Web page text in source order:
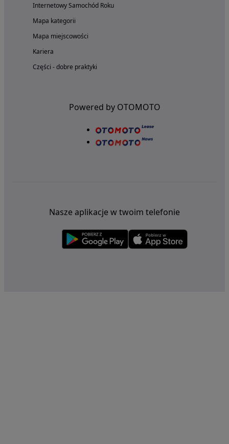
Internetowy Samochód Roku
Mapa kategorii
Mapa miejscowości
Kariera
Części - dobre praktyki
Powered by OTOMOTO
Nasze aplikacje w twoim telefonie